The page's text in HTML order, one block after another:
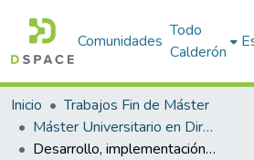
Comunidades
Todo
Calderón
Inicio
Trabajos Fin de Máster
Máster Universitario en Dirección TIC para la Defensa (MÁSTER DIRETIC). Curso 2021-22
Desarrollo, implementación y evaluación de la calidad "Cyber Situational Awareness (CySA)" en zona de operaciones (resumen)